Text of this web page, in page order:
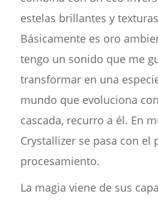
estelas brillantes y
Básicamente es oro
tengo un sonido que me
transformar en una
mundo que evoluciona
cascada, recurro a él. En
Crystallizer se pasa con el
procesamiento.
La magia viene de sus